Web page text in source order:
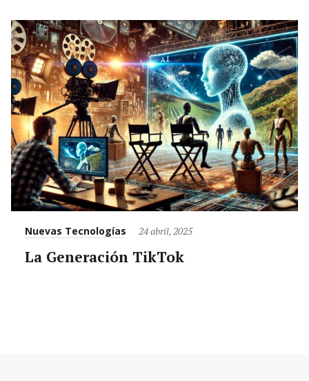
Category
Nuevas Tecnologías
Posted
24 abril, 2025
La Generación TikTok